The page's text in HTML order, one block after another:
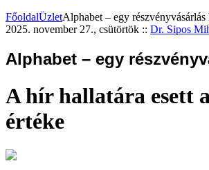
FőoldalÜzletAlphabet – egy részvényvásárlás
2025. november 27., csütörtök :: Dr. Sipos
Alphabet – egy
A hír hallatára esett
értéke